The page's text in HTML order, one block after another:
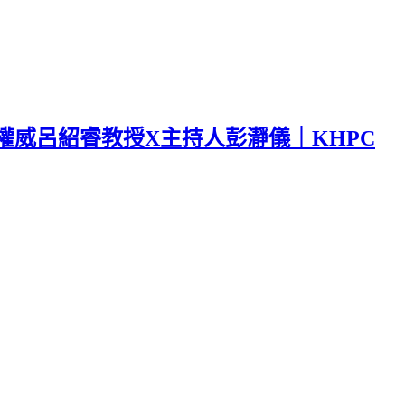
呂紹睿教授X主持人彭瀞儀｜KHPC